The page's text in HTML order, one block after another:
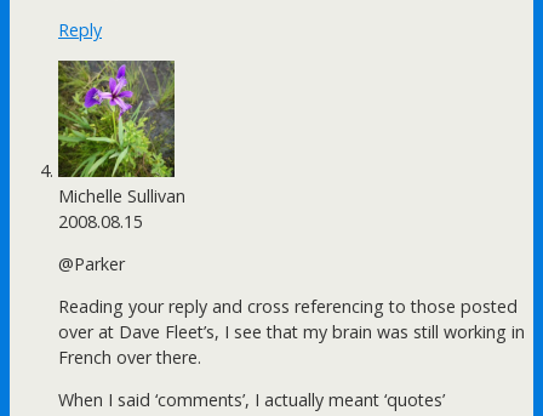
Reply
Michelle Sullivan
2008.08.15
@Parker
Reading your reply and cross referencing to those posted
over at Dave Fleet’s, I see that my brain was still working in
French over there.
When I said ‘comments’, I actually meant ‘quotes’